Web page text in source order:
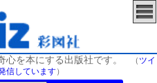
を本にする出版社です。 （ ツイ
信しています）